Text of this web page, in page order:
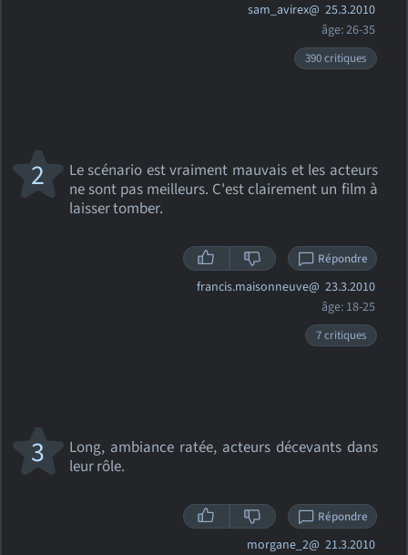
sam_avirex@ 25.3.2010
âge: 26-35
390 critiques
Le scénario est vraiment mauvais et les acteurs
ne sont pas meilleurs. C'est clairement un film à
laisser tomber.
2
Répondre
francis.maisonneuve@ 23.3.2010
âge: 18-25
7 critiques
Long, ambiance ratée, acteurs décevants dans
leur rôle.
3
Répondre
morgane_2@ 21.3.2010